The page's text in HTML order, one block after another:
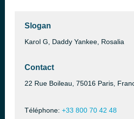
Slogan
Karol G, Daddy Yankee, Rosalia
Contact
22 Rue Boileau, 75016 Paris,
Téléphone: +33 800 70 42 48